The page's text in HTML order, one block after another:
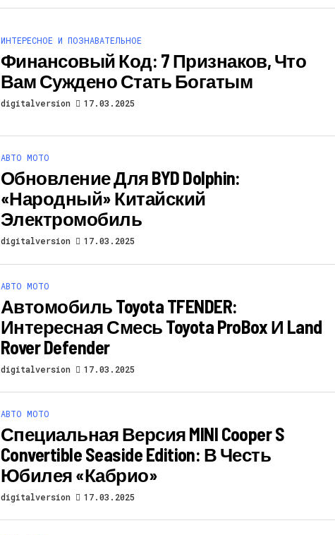
ИНТЕРЕСНОЕ И ПОЗНАВАТЕЛЬНОЕ
Финансовый Код: 7 Признаков, Что
Вам Суждено Стать Богатым
digitalversion 17.03.2025
АВТО МОТО
Обновление Для BYD Dolphin:
«народный» Китайский
Электромобиль
digitalversion 17.03.2025
АВТО МОТО
Автомобиль Toyota TFENDER:
Интересная Смесь Toyota ProBox И Land
Rover Defender
digitalversion 17.03.2025
АВТО МОТО
Специальная Версия MINI Cooper S
Convertible Seaside Edition: В Честь
Юбилея «кабрио»
digitalversion 17.03.2025